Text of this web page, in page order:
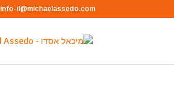
info-il@michaelassedo.com